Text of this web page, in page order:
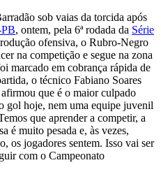
sob vaias da torcida após
, ontem, pela 6ª rodada da Série
ofensiva, o Rubro-Negro
na competição e segue na zona
marcado em cobrança rápida de
o técnico Fabiano Soares
que é o maior culpado
gol hoje, nem uma equipe juvenil
que aprender a competir, a
é muito pesada e, às vezes,
os jogadores sentem. Isso vai ser
com o Campeonato